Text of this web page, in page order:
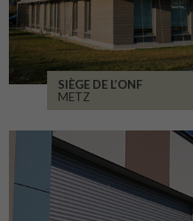
SIÈGE DE L’ONF
METZ